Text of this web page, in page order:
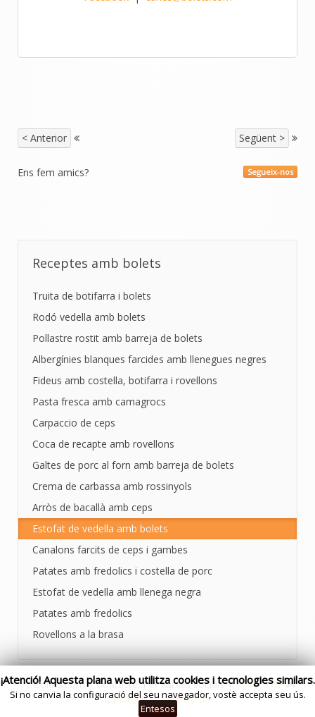
< Anterior Següent >
Segueix-nos
Ens fem amics?
Receptes amb bolets
Truita de botifarra i bolets
Rodó vedella amb bolets
Pollastre rostit amb barreja de bolets
Albergínies blanques farcides amb llenegues negres
Fideus amb costella, botifarra i rovellons
Pasta fresca amb camagrocs
Carpaccio de ceps
Coca de recapte amb rovellons
Galtes de porc al forn amb barreja de bolets
Crema de carbassa amb rossinyols
Arròs de bacallà amb ceps
Estofat de vedella amb bolets
Canalons farcits de ceps i gambes
Patates amb fredolics i costella de porc
Estofat de vedella amb llenega negra
Patates amb fredolics
Rovellons a la brasa
Bolets.com | Contacte: Per xarxes socials |Politica de
privacitat|Mapa web
¡Atenció! Aquesta plana web utilitza cookies i tecnologies similars.
Si no canvia la configuració del seu navegador, vostè accepta seu ús.
Entesos